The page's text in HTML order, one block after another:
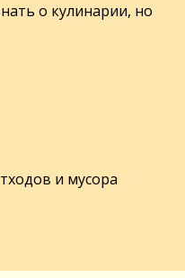
о кулинарии, но
и мусора